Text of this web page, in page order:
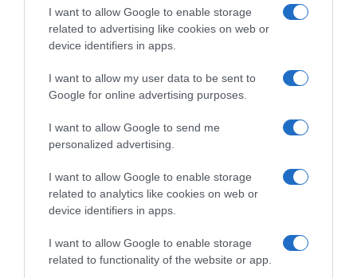
I want to allow Google to enable storage
related to advertising like cookies on web or
device identifiers in apps.
I want to allow my user data to be sent to
Google for online advertising purposes.
I want to allow Google to send me
personalized advertising.
I want to allow Google to enable storage
related to analytics like cookies on web or
device identifiers in apps.
I want to allow Google to enable storage
related to functionality of the website or app.
Hogyan élj együtt egy érzelmileg elérhetetlen férfival? 8
szakértő tanács